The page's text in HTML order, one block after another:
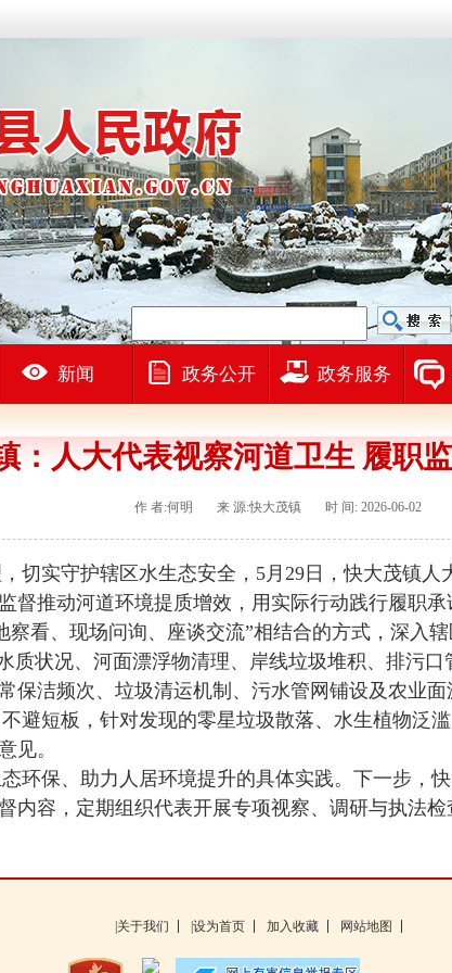
新闻 政务公开 政务服务
：人大代表视察河道卫生 履职
作 者:何明 来 源:快大茂镇 时 间: 2026-06-02
实守护辖区水生态安全，5月29日，快大茂镇人
督推动河道环境提质增效，用实际行动践行履职承
、现场问询、座谈交流”相结合的方式，深入辖
质状况、河面漂浮物清理、岸线垃圾堆积、排污
保洁频次、垃圾清运机制、污水管网铺设及农业面
短板，针对发现的零星垃圾散落、水生植物泛
见。
保、助力人居环境提升的具体实践。下一步，快
内容，定期组织代表开展专项视察、调研与执法检
|关于我们 |设为首页 加入收藏 网站地图